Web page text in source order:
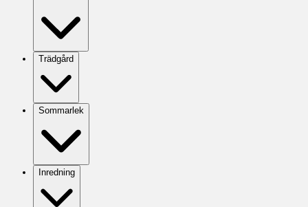
Trädgård
Sommarlek
Inredning